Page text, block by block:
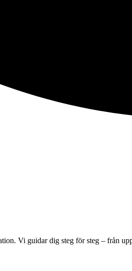
Vi guidar dig steg för steg – från